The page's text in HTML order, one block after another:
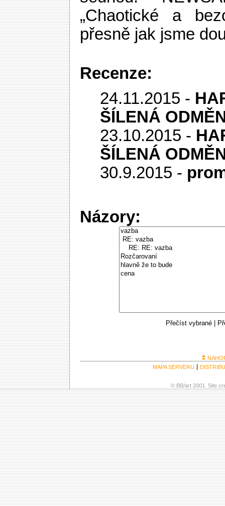
„Chaotické a
přesně jak jsme
Recenze:
24.11.2015 -
ŠÍLENÁ
23.10.2015 -
ŠÍLENÁ
30.9.2015 -
Názory:
Přečíst vybrané|
MAPA SERVERU
© BB/art 2001. Site